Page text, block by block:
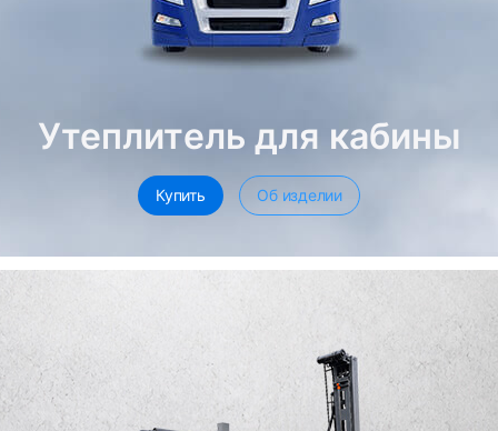
Утеплитель для кабины
Купить Об изделии